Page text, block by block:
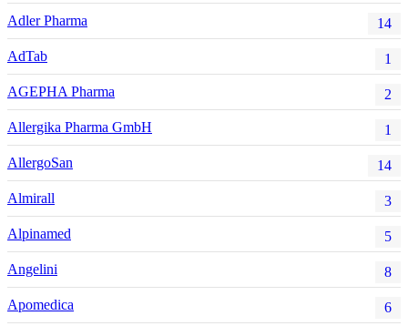
Adler Pharma 14
AdTab 1
AGEPHA Pharma 2
Allergika Pharma GmbH 1
AllergoSan 14
Almirall 3
Alpinamed 5
Angelini 8
Apomedica 6